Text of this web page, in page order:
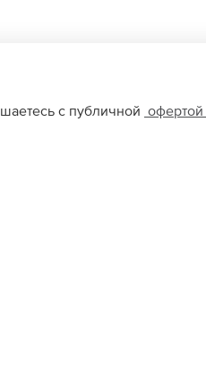
с публичной офертой